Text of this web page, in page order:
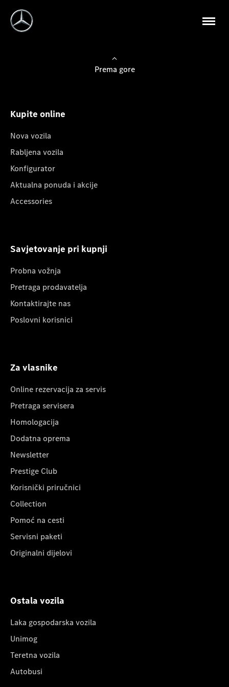
Prema gore
Kupite online
Nova vozila
Rabljena vozila
Konfigurator
Aktualna ponuda i akcije
Accessories
Savjetovanje pri kupnji
Probna vožnja
Pretraga prodavatelja
Kontaktirajte nas
Poslovni korisnici
Za vlasnike
Online rezervacija za servis
Pretraga servisera
Homologacija
Dodatna oprema
Newsletter
Prestige Club
Korisnički priručnici
Collection
Pomoć na cesti
Servisni paketi
Originalni dijelovi
Ostala vozila
Laka gospodarska vozila
Unimog
Teretna vozila
Autobusi